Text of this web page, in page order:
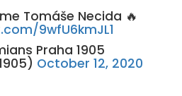
Tomáše Necida 🔥
9wfU6kmJL1
Praha 1905
October 12, 2020